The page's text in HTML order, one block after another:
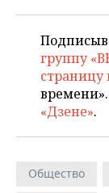
группу
страницу
«Дзене».
Общество